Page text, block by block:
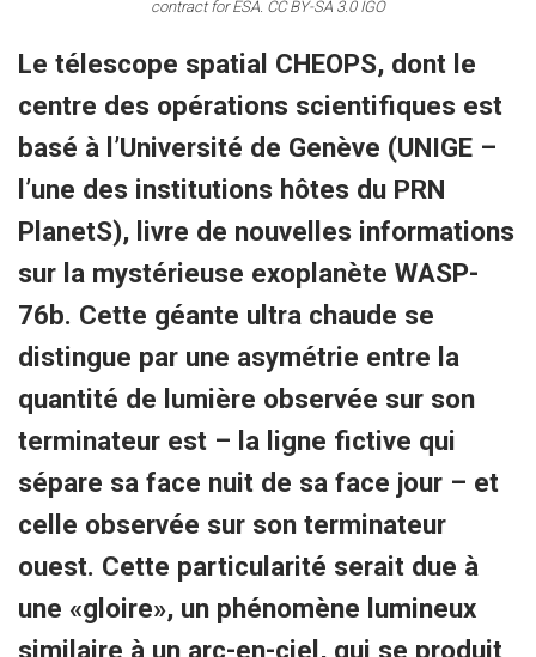
contract for ESA. CC BY-SA 3.0 IGO
Le télescope spatial CHEOPS, dont le
centre des opérations scientifiques est
basé à l’Université de Genève (UNIGE –
l’une des institutions hôtes du PRN
PlanetS), livre de nouvelles informations
sur la mystérieuse exoplanète WASP-
76b. Cette géante ultra chaude se
distingue par une asymétrie entre la
quantité de lumière observée sur son
terminateur est – la ligne fictive qui
sépare sa face nuit de sa face jour – et
celle observée sur son terminateur
ouest. Cette particularité serait due à
une «gloire», un phénomène lumineux
similaire à un arc-en-ciel, qui se produit